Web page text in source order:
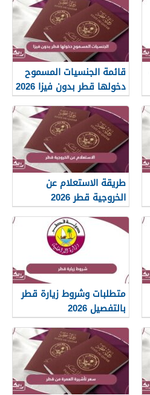
قائمة الجنسيات المسموح
دخولها قطر بدون فيزا 2026
طريقة الاستعلام عن
الخروجية قطر 2026
متطلبات وشروط زيارة قطر
بالتفصيل 2026